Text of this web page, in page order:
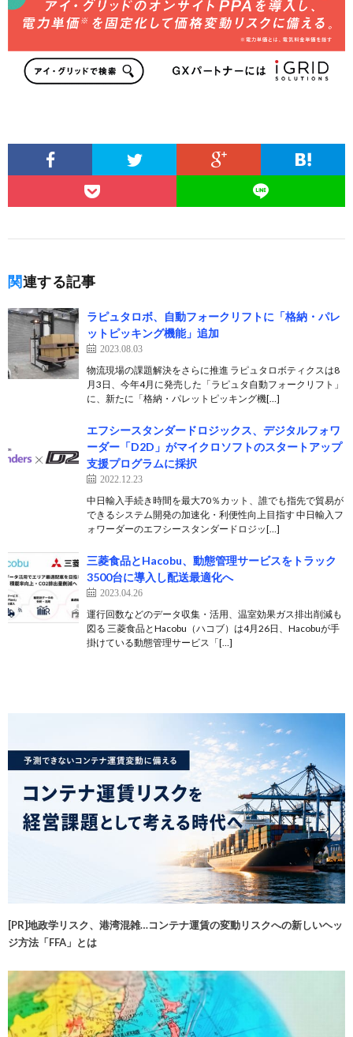
関連する記事
ラピュタロボ、自動フォークリフトに「格納・パレ
ットピッキング機能」追加
2023.08.03
物流現場の課題解決をさらに推進 ラピュタロボティクスは8
月3日、今年4月に発売した「ラピュタ自動フォークリフト」
に、新たに「格納・パレットピッキング機[…]
エフシースタンダードロジックス、デジタルフォワ
ーダー「D2D」がマイクロソフトのスタートアップ
支援プログラムに採択
2022.12.23
中日輸入手続き時間を最大70％カット、誰でも指先で貿易が
できるシステム開発の加速化・利便性向上目指す 中日輸入フ
ォワーダーのエフシースタンダードロジッ[…]
三菱食品とHacobu、動態管理サービスをトラック
3500台に導入し配送最適化へ
2023.04.26
運行回数などのデータ収集・活用、温室効果ガス排出削減も
図る 三菱食品とHacobu（ハコブ）は4月26日、Hacobuが手
掛けている動態管理サービス「[…]
[PR]地政学リスク、港湾混雑…コンテナ運賃の変動リスクへの新しいヘッ
ジ方法「FFA」とは